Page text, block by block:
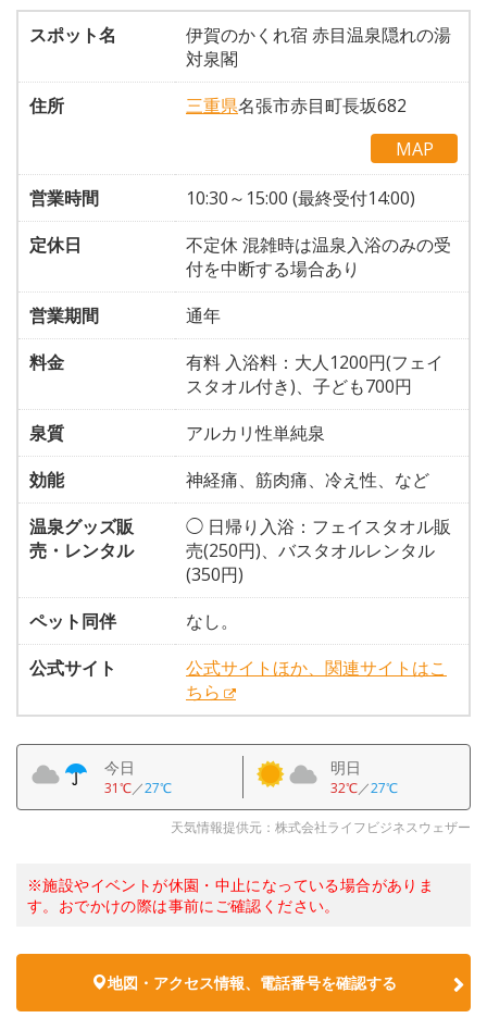
スポット名
伊賀のかくれ宿 赤目温泉隠れの湯
対泉閣
住所
三重県名張市赤目町長坂682
MAP
営業時間
10:30～15:00 (最終受付14:00)
定休日
不定休 混雑時は温泉入浴のみの受
付を中断する場合あり
営業期間
通年
料金
有料 入浴料：大人1200円(フェイ
スタオル付き)、子ども700円
泉質
アルカリ性単純泉
効能
神経痛、筋肉痛、冷え性、など
温泉グッズ販
売・レンタル
◯ 日帰り入浴：フェイスタオル販
売(250円)、バスタオルレンタル
(350円)
ペット同伴
なし。
公式サイト
公式サイトほか、関連サイトはこ
ちら
今日
31℃／27℃
明日
32℃／27℃
天気情報提供元：株式会社ライフビジネスウェザー
※施設やイベントが休園・中止になっている場合がありま
す。おでかけの際は事前にご確認ください。
地図・アクセス情報、電話番号を確認する